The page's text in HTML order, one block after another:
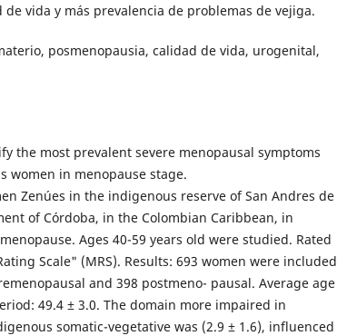
vida y más prevalencia de problemas de vejiga.
posmenopausia, calidad de vida, urogenital,
the most prevalent severe menopausal symptoms
women in menopause stage.
Zenúes in the indigenous reserve of San Andres de
of Córdoba, in the Colombian Caribbean, in
Ages 40-59 years old were studied. Rated
Scale" (MRS). Results: 693 women were included
and 398 postmeno- pausal. Average age
49.4 ± 3.0. The domain more impaired in
somatic-vegetative was (2.9 ± 1.6), influenced